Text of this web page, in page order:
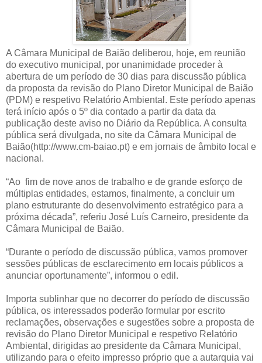
A Câmara Municipal de Baião deliberou, hoje, em reunião
do executivo municipal, por unanimidade proceder à
abertura de um período de 30 dias para discussão pública
da proposta da revisão do Plano Diretor Municipal de Baião
(PDM) e respetivo Relatório Ambiental. Este período apenas
terá início após o 5º dia contado a partir da data da
publicação deste aviso no Diário da República. A consulta
pública será divulgada, no site da Câmara Municipal de
Baião(http://www.cm-baiao.pt) e em jornais de âmbito local e
nacional.
“Ao fim de nove anos de trabalho e de grande esforço de
múltiplas entidades, estamos, finalmente, a concluir um
plano estruturante do desenvolvimento estratégico para a
próxima década”, referiu José Luís Carneiro, presidente da
Câmara Municipal de Baião.
“Durante o período de discussão pública, vamos promover
sessões públicas de esclarecimento em locais públicos a
anunciar oportunamente”, informou o edil.
Importa sublinhar que no decorrer do período de discussão
pública, os interessados poderão formular por escrito
reclamações, observações e sugestões sobre a proposta de
revisão do Plano Diretor Municipal e respetivo Relatório
Ambiental, dirigidas ao presidente da Câmara Municipal,
utilizando para o efeito impresso próprio que a autarquia vai